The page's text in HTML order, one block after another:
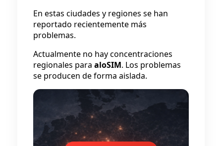
En estas ciudades y regiones se han
reportado recientemente más
problemas.
Actualmente no hay concentraciones
regionales para aloSIM. Los problemas
se producen de forma aislada.